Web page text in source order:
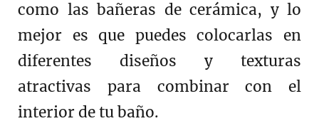
como las bañeras de cerámica, y lo
mejor es que puedes colocarlas en
diferentes diseños y texturas
atractivas para combinar con el
interior de tu baño.